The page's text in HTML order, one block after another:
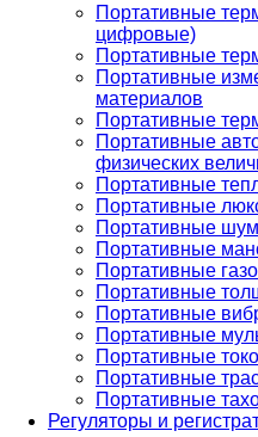
Портативные
цифровые)
Портативные
Портативные
материалов
Портативные
Портативные
физических
Портативные
Портативные
Портативные
Портативные
Портативные
Портативные
Портативные
Портативные
Портативные
Портативные
Портативные
Регуляторы и